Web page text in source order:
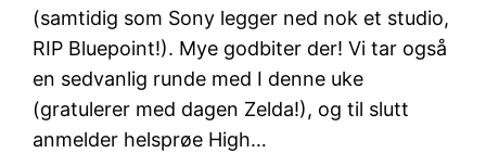
(samtidig som Sony legger ned nok et studio,
RIP Bluepoint!). Mye godbiter der! Vi tar også
en sedvanlig runde med I denne uke
(gratulerer med dagen Zelda!), og til slutt
anmelder helsprøe High…